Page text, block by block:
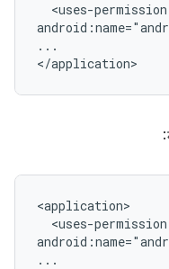
<uses-permission
...
<uses-permission
...